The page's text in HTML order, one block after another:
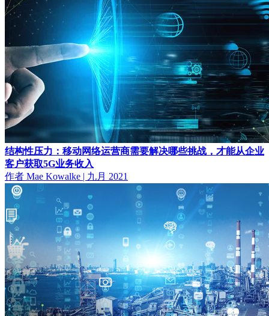
结构性压力：移动网络运营商需要解决哪些挑战，才能从企业
客户获取5G业务收入
作者 Mae Kowalke | 九月 2021